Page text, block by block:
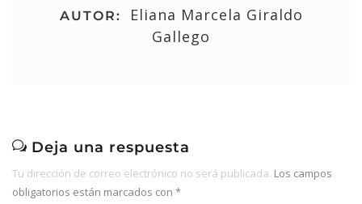
AUTOR:
Eliana Marcela Giraldo
Gallego
Deja una respuesta
Tu dirección de correo electrónico no será publicada. Los campos
obligatorios están marcados con *